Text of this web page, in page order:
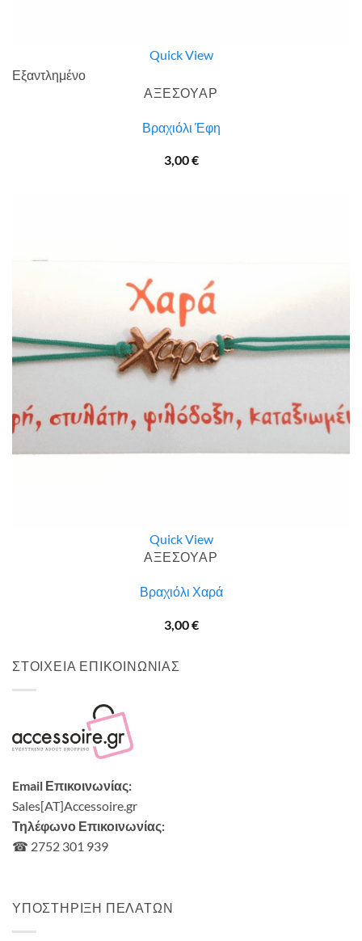
Quick View
Εξαντλημένο
ΑΞΕΣΟΥΑΡ
Βραχιόλι Έφη
3,00€
Quick View
ΑΞΕΣΟΥΑΡ
Βραχιόλι Χαρά
3,00€
ΣΤΟΙΧΕΙΑ ΕΠΙΚΟΙΝΩΝΙΑΣ
Email Επικοινωνίας:
Sales[AT]Accessoire.gr
Τηλέφωνο Επικοινωνίας:
☎ 2752 301 939
ΥΠΟΣΤΗΡΙΞΗ ΠΕΛΑΤΩΝ